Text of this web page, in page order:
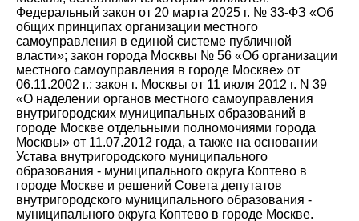
Федеральный закон от 20 марта 2025 г. № 33-ФЗ «Об
общих принципах организации местного
самоуправления в единой системе публичной
власти»; закон города Москвы № 56 «Об организации
местного самоуправления в городе Москве» от
06.11.2002 г.; закон г. Москвы от 11 июля 2012 г. N 39
«О наделении органов местного самоуправления
внутригородских муниципальных образований в
городе Москве отдельными полномочиями города
Москвы» от 11.07.2012 года, а также на основании
Устава внутригородского муниципального
образования - муниципального округа Коптево в
городе Москве и решений Совета депутатов
внутригородского муниципального образования -
муниципального округа Коптево в городе Москве.